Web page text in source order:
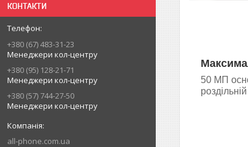
КОНТАКТИ
+380 (67) 483-31-23
Менеджери кол-центру
+380 (95) 128-21-71
Менеджери кол-центру
+380 (57) 744-27-50
Менеджери кол-центру
all-phone.com.ua
50 МП